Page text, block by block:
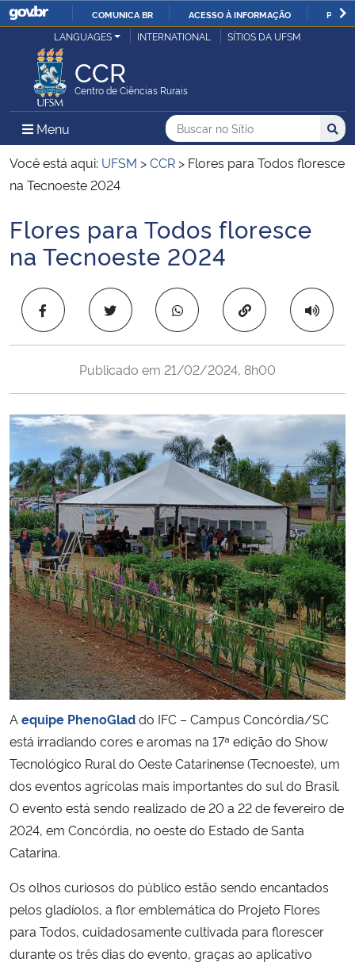
IR
COMUNICA BR ACESSO À INFORMAÇÃO
Ministério da Justiça e Segurança Pública
Ministério da Defesa
Ministério das Relações Exteriores
Ministério da Infraestrutura
Ministério da Educação
Ministério da Cidadania
Ministério de Minas e Energia
Ministério da Ciência, Tecnologia, Inovações e Comunicações
Ministério do Meio Ambiente
Ministério do Turismo
Ministério do Desenvolvimento Regional
Controladoria-Geral da União
Ministério da Mulher, da Família e dos Direitos Humanos
Secretaria-Geral
Secretaria de Governo
Gabinete de Segurança Institucional
Banco Central do Brasil
Planalto
LANGUAGES INTERNATIONAL SÍTIOS DA UFSM
CCR
Centro de Ciências Rurais
Menu Menu Principal do Sítio
Busca
Buscar no no Sítio
Busca:
Você está aqui: UFSM >CCR > Flores para Todos floresce
na Tecnoeste 2024
Início do conteúdo
Flores para Todos floresce
na Tecnoeste 2024
Copiar para área
Publicado em 21/02/2024, 8h00
A equipe PhenoGladdo IFC – Campus Concórdia/SC
está irradiando cores e aromas na 17ª edição do Show
Tecnológico Rural do Oeste Catarinense (Tecnoeste), um
dos eventos agrícolas mais importantes do sul do Brasil.
O evento está sendo realizado de 20 a 22 de fevereiro de
2024, em Concórdia, no oeste do Estado de Santa
Catarina.
Os olhos curiosos do público estão sendo encantados
pelos gladíolos, a flor emblemática do Projeto Flores
para Todos, cuidadosamente cultivada para florescer
durante os três dias do evento, graças ao aplicativo